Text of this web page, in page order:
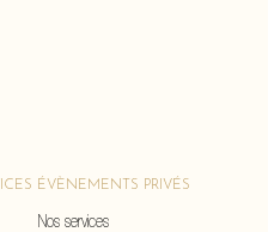
ÉVÈNEMENTS PRIVÉS
Nos services